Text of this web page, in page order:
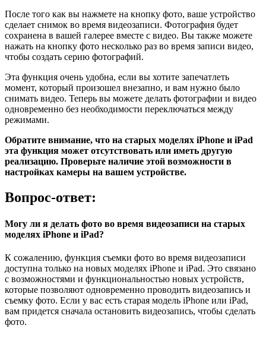
После того как вы нажмете на кнопку фото, ваше устройство
сделает снимок во время видеозаписи. Фотография будет
сохранена в вашей галерее вместе с видео. Вы также можете
нажать на кнопку фото несколько раз во время записи видео,
чтобы создать серию фотографий.
Эта функция очень удобна, если вы хотите запечатлеть
момент, который произошел внезапно, и вам нужно было
снимать видео. Теперь вы можете делать фотографии и видео
одновременно без необходимости переключаться между
режимами.
Обратите внимание, что на старых моделях iPhone и iPad
эта функция может отсутствовать или иметь другую
реализацию. Проверьте наличие этой возможности в
настройках камеры на вашем устройстве.
Вопрос-ответ:
Могу ли я делать фото во время видеозаписи на старых
моделях iPhone и iPad?
К сожалению, функция съемки фото во время видеозаписи
доступна только на новых моделях iPhone и iPad. Это связано
с возможностями и функциональностью новых устройств,
которые позволяют одновременно проводить видеозапись и
съемку фото. Если у вас есть старая модель iPhone или iPad,
вам придется сначала остановить видеозапись, чтобы сделать
фото.